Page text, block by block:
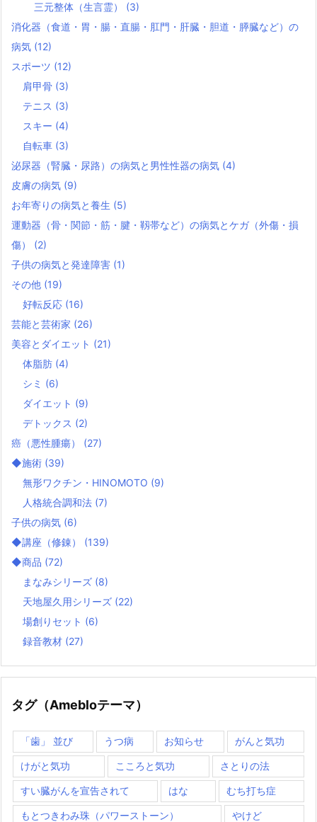
三元整体（生言霊） (3)
消化器（食道・胃・腸・直腸・肛門・肝臓・胆道・膵臓など）の
病気 (12)
スポーツ (12)
肩甲骨 (3)
テニス (3)
スキー (4)
自転車 (3)
泌尿器（腎臓・尿路）の病気と男性性器の病気 (4)
皮膚の病気 (9)
お年寄りの病気と養生 (5)
運動器（骨・関節・筋・腱・靱帯など）の病気とケガ（外傷・損
傷） (2)
子供の病気と発達障害 (1)
その他 (19)
好転反応 (16)
芸能と芸術家 (26)
美容とダイエット (21)
体脂肪 (4)
シミ (6)
ダイエット (9)
デトックス (2)
癌（悪性腫瘍） (27)
◆施術 (39)
無形ワクチン・HINOMOTO (9)
人格統合調和法 (7)
子供の病気 (6)
◆講座（修錬） (139)
◆商品 (72)
まなみシリーズ (8)
天地屋久用シリーズ (22)
場創りセット (6)
録音教材 (27)
タグ（Amebloテーマ）
「歯」 並び うつ病 お知らせ がんと気功
けがと気功 こころと気功 さとりの法
すい臓がんを宣告されて はな むち打ち症
もとつきわみ珠（パワーストーン） やけど